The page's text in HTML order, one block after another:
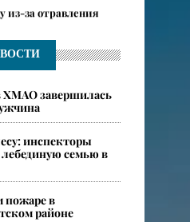
за отравления
после долгого
ХМАО завершилась
инспекторы
семью в
пожаре в
районе